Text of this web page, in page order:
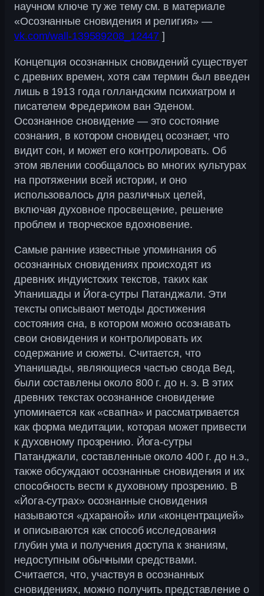
научном ключе ту же тему см. в материале
«Осознанные сновидения и религия» —
vk.com/wall-139589208_12447 ]
Концепция осознанных сновидений существует
с древних времен, хотя сам термин был введен
лишь в 1913 года голландским психиатром и
писателем Фредериком ван Эденом.
Осознанное сновидение — это состояние
сознания, в котором сновидец осознает, что
видит сон, и может его контролировать. Об
этом явлении сообщалось во многих культурах
на протяжении всей истории, и оно
использовалось для различных целей,
включая духовное просвещение, решение
проблем и творческое вдохновение.
Самые ранние известные упоминания об
осознанных сновидениях происходят из
древних индуистских текстов, таких как
Упанишады и Йога-сутры Патанджали. Эти
тексты описывают методы достижения
состояния сна, в котором можно осознавать
свои сновидения и контролировать их
содержание и сюжеты. Считается, что
Упанишады, являющиеся частью свода Вед,
были составлены около 800 г. до н. э. В этих
древних текстах осознанное сновидение
упоминается как «свапна» и рассматривается
как форма медитации, которая может привести
к духовному прозрению. Йога-сутры
Патанджали, составленные около 400 г. до н.э.,
также обсуждают осознанные сновидения и их
способность вести к духовному прозрению. В
«Йога-сутрах» осознанные сновидения
называются «дхараной» или «концентрацией»
и описываются как способ исследования
глубин ума и получения доступа к знаниям,
недоступным обычными средствами.
Считается, что, участвуя в осознанных
сновидениях, можно получить представление о